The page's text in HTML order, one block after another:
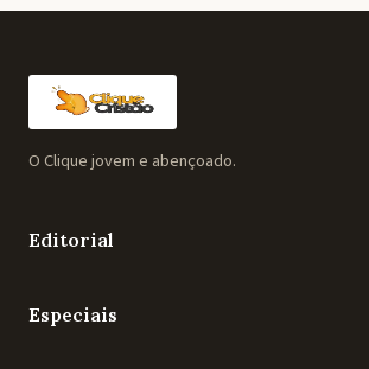
O Clique jovem e abençoado.
Editorial
Especiais